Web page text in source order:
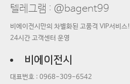
텔레그램 : @bagent99
비에이전시만의 차별화된 고품격 VIP서비스!
24시간 고객센터 운영
비에이전시
대표번호 : 0968-309-6542